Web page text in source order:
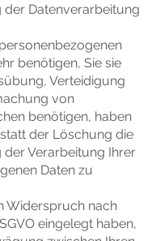
der Datenverarbeitung
benötigen, Sie sie
Verteidigung
von
benötigen, haben
der Löschung die
der Verarbeitung Ihrer
Daten zu
Widerspruch nach
eingelegt haben,